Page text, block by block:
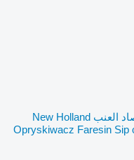
ماكينة حصاد العنب New Holland
Opryskiwacz Faresin Sip